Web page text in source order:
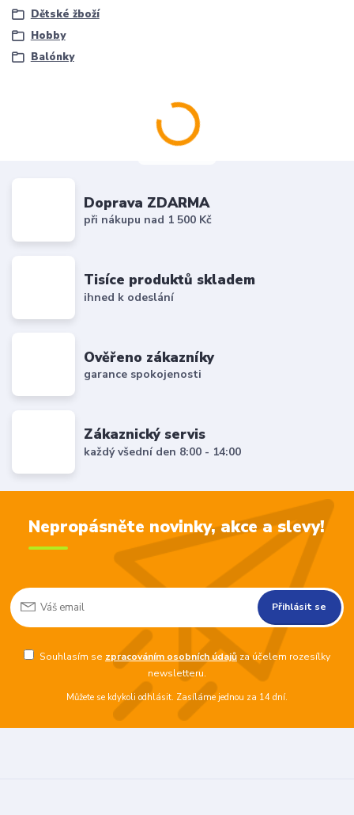
Dětské žboží
Hobby
Balónky
Doprava ZDARMA
při nákupu nad 1 500 Kč
Tisíce produktů skladem
ihned k odeslání
Ověřeno zákazníky
garance spokojenosti
Zákaznický servis
každý všední den 8:00 - 14:00
Nepropásněte novinky, akce a slevy!
Přihlásit se
Souhlasím se zpracováním osobních údajůza účelem rozesílky
newsletteru.
Můžete se kdykoli odhlásit. Zasíláme jednou za 14 dní.